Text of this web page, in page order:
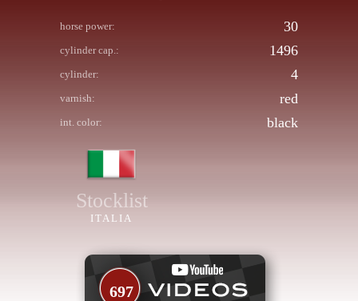
horse power: 30
cylinder cap.: 1496
cylinder: 4
varnish: red
int. color: black
Stocklist
ITALIA
697